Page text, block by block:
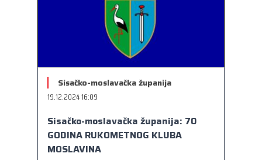
Sisačko-moslavačka županija
19.12.2024 16:09
Sisačko-moslavačka županija: 70
GODINA RUKOMETNOG KLUBA
MOSLAVINA